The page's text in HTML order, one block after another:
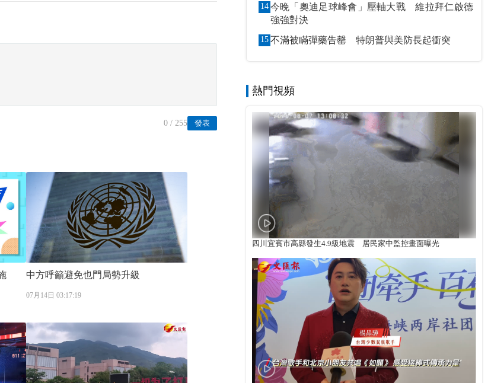
發表
0 / 255
中方呼籲避免也門局勢升級
07月14日 03:17:19
14 今晚「奧迪足球峰會」壓軸大戰 維拉拜仁啟德
強強對決
15 不滿被瞞彈藥告罄 特朗普與美防長起衝突
熱門視頻
四川宜賓市高縣發生4.9級地震 居民家中監控畫面曝光